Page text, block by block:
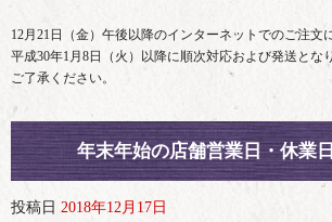
12月21日（金）午後以降のインターネットでのご注文
平成30年1月8日（火）以降に順次対応および発送とな
ご了承ください。
年末年始の店舗営業日・休業
投稿日 2018年12月17日